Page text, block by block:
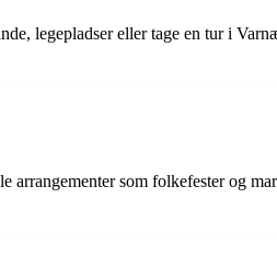
legepladser eller tage en tur i
som folkefester og